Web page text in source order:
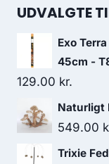
UDVALGTE
Exo
45cm -
129.00 kr.
Naturligt
549.00
Trixie